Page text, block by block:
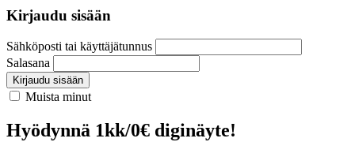
Kirjaudu sisään
Sähköposti tai käyttäjätunnus
Salasana
Kirjaudu sisään
Muista minut
Hyödynnä 1kk/0€ diginäyte!